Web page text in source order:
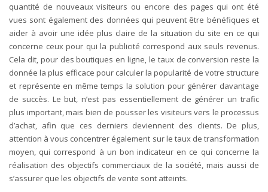
quantité de nouveaux visiteurs ou encore des pages qui ont été
vues sont également des données qui peuvent être bénéfiques et
aider à avoir une idée plus claire de la situation du site en ce qui
concerne ceux pour qui la publicité correspond aux seuls revenus.
Cela dit, pour des boutiques en ligne, le taux de conversion reste la
donnée la plus efficace pour calculer la popularité de votre structure
et représente en même temps la solution pour générer davantage
de succès. Le but, n’est pas essentiellement de générer un trafic
plus important, mais bien de pousser les visiteurs vers le processus
d’achat, afin que ces derniers deviennent des clients. De plus,
attention à vous concentrer également sur le taux de transformation
moyen, qui correspond à un bon indicateur en ce qui concerne la
réalisation des objectifs commerciaux de la société, mais aussi de
s’assurer que les objectifs de vente sont atteints.